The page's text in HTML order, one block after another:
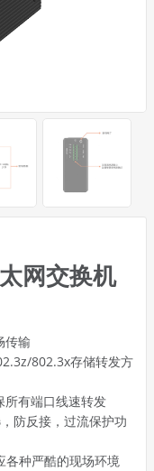
网交换机
传输
802.3x存储转发方
所有端口线速转发
防反接，过流保护功
种严酷的现场环境